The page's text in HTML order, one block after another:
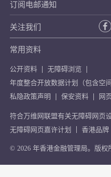
订阅电邮通知
关注我们
常用资料
公开资料
无障碍浏览
年度整合开放数据计划（包含空
私隐政策声明
保安资料 网
符合万维网联盟有关无障碍网页
无障碍网页嘉许计划
香港品牌
© 2026 年香港金融管理局。版权